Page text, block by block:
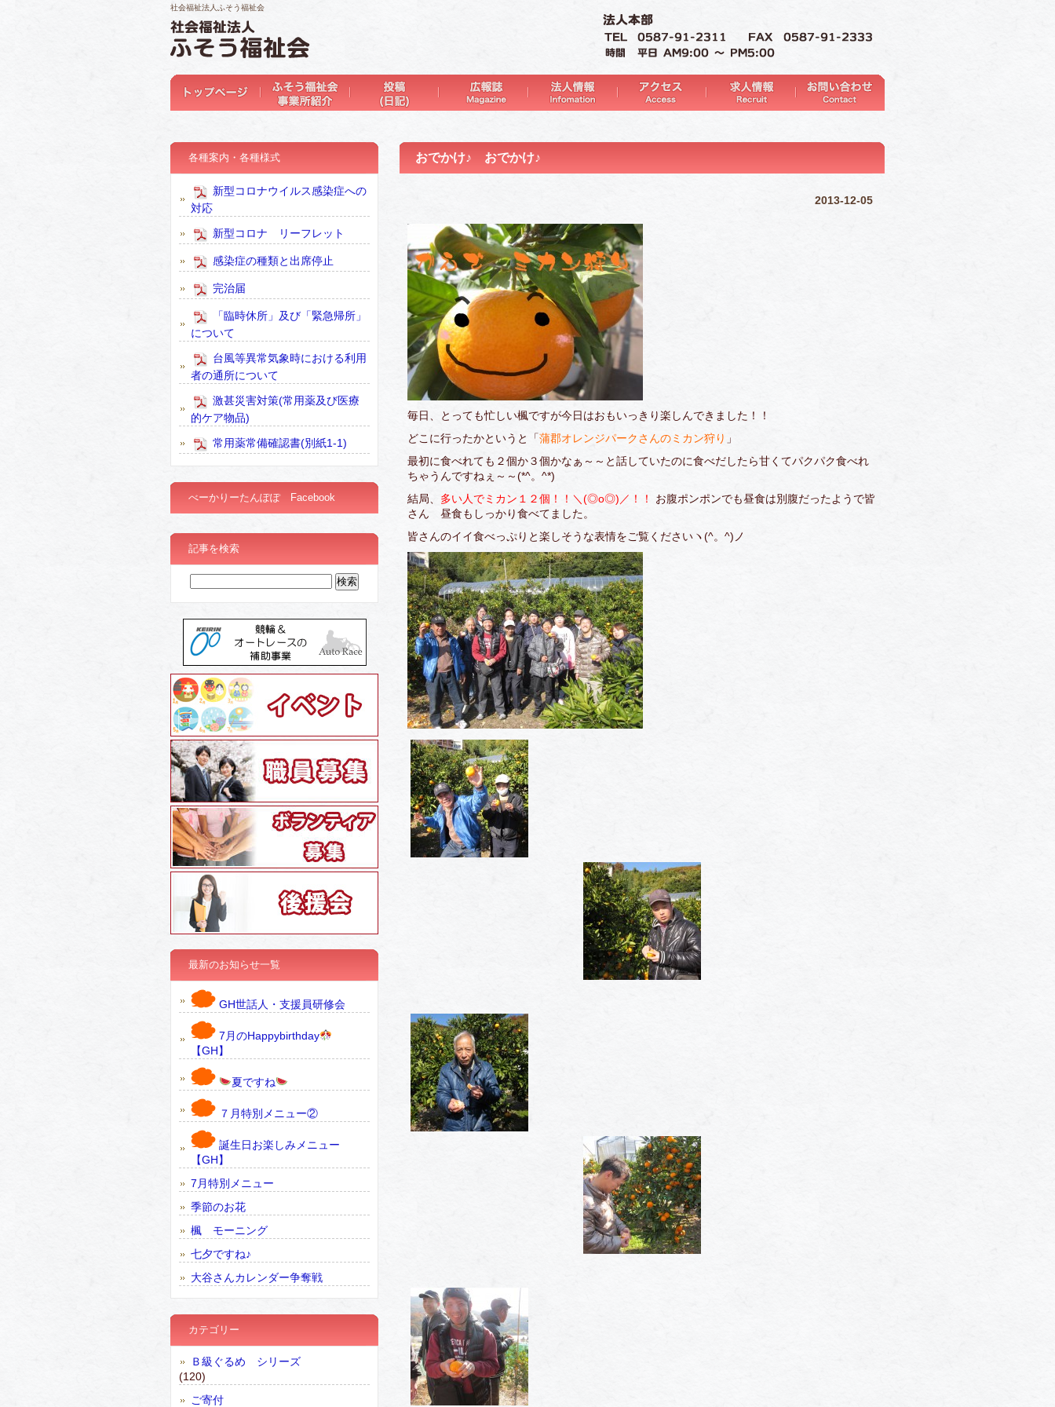
社会福祉法人ふそう福祉会
おでかけ♪ おでかけ♪
2013-12-05
毎日、とっても忙しい楓ですが今日はおもいっきり楽しんできました！！
どこに行ったかというと「蒲郡オレンジパークさんのミカン狩り 」
最初に食べれても２個か３個かなぁ～～と話していたのに食べだしたら甘くてパクパク食べれ
ちゃうんですねぇ～～(*^。^*)
結局、 多い人でミカン１２個！！＼(◎o◎)／！！
お腹ポンポンでも昼食は別腹だったようで皆
さん 昼食もしっかり食べてました。
皆さんのイイ食べっぷりと楽しそうな表情をご覧くださいヽ(^。^)ノ
各種案内・各種様式
新型コロナウイルス感染症への
対応
新型コロナ リーフレット
感染症の種類と出席停止
完治届
「臨時休所」及び「緊急帰所」
について
台風等異常気象時における利用
者の通所について
激甚災害対策(常用薬及び医療
的ケア物品)
常用薬常備確認書(別紙1-1)
べーかりーたんぽぽ Facebook
記事を検索
最新のお知らせ一覧
GH世話人・支援員研修会
7月のHappybirthday
【GH】
夏ですね
７月特別メニュー②
誕生日お楽しみメニュー
【GH】
7月特別メニュー
季節のお花
楓 モーニング
七夕ですね♪
大谷さんカレンダー争奪戦
カテゴリー
Ｂ級ぐるめ シリーズ
(120)
ご寄付